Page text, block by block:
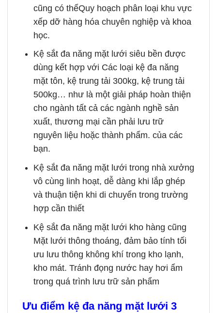
cũng có thểQuy hoạch phân loại khu vực
xếp dỡ hàng hóa chuyên nghiệp và khoa
học.
Kệ sắt đa năng mặt lưới siêu bền được
dùng kết hợp với Các loại kệ đa năng
mặt tôn, kệ trung tải 300kg, kệ trung tải
500kg… như là một giải pháp hoàn thiện
cho ngành tất cả các ngành nghề sản
xuất, thương mại cần phải lưu trữ
nguyên liệu hoặc thành phẩm. của các
bạn.
Kệ sắt đa năng mặt lưới trong nhà xưởng
vô cùng linh hoạt, dễ dàng khi lắp ghép
và thuận tiện khi di chuyển trong trường
hợp cần thiết
Kệ sắt đa năng mặt lưới kho hàng cũng
Mặt lưới thông thoáng, đảm bảo tính tối
ưu lưu thông không khí trong kho lạnh,
kho mát. Tránh đọng nước hay hơi ẩm
trong quá trình lưu trữ sản phẩm
Ưu điểm kệ đa năng mặt lưới 3